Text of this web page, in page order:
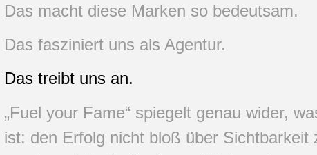
Das macht diese Marken so bedeutsam.
Das fasziniert uns als Agentur.
Das treibt uns an.
„Fuel your Fame“ spiegelt genau wider,
ist: den Erfolg nicht bloß über Sichtbarkeit